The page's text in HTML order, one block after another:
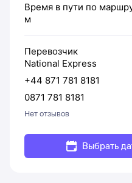
Время в пути по
м
Перевозчик
National Express
+44 871 781 8181
0871 781 8181
Нет отзывов
Выбрать